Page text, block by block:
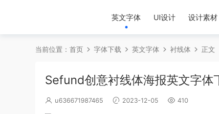
英文字体 UI设计 设计素材
当前位置： 首页 字体下载 英文字体 衬线体 正文
Sefund创意衬线体海报英文字体
u636671987465 2023-12-05 410